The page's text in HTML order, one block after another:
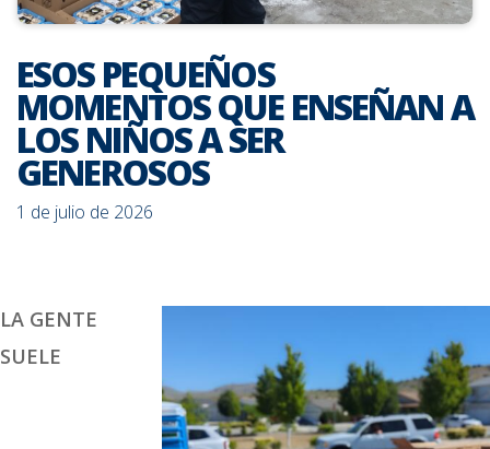
ESOS PEQUEÑOS
MOMENTOS QUE ENSEÑAN A
LOS NIÑOS A SER
GENEROSOS
1 de julio de 2026
LA GENTE
SUELE